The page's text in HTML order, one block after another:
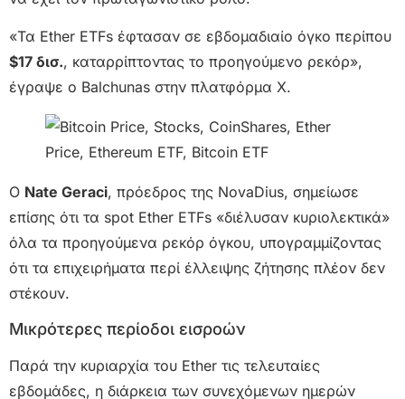
«Τα Ether ETFs έφτασαν σε εβδομαδιαίο όγκο περίπου
$17 δισ., καταρρίπτοντας το προηγούμενο ρεκόρ»,
έγραψε ο Balchunas στην πλατφόρμα Χ.
Ο Nate Geraci, πρόεδρος της NovaDius, σημείωσε
επίσης ότι τα spot Ether ETFs «διέλυσαν κυριολεκτικά»
όλα τα προηγούμενα ρεκόρ όγκου, υπογραμμίζοντας
ότι τα επιχειρήματα περί έλλειψης ζήτησης πλέον δεν
στέκουν.
Μικρότερες περίοδοι εισροών
Παρά την κυριαρχία του Ether τις τελευταίες
εβδομάδες, η διάρκεια των συνεχόμενων ημερών